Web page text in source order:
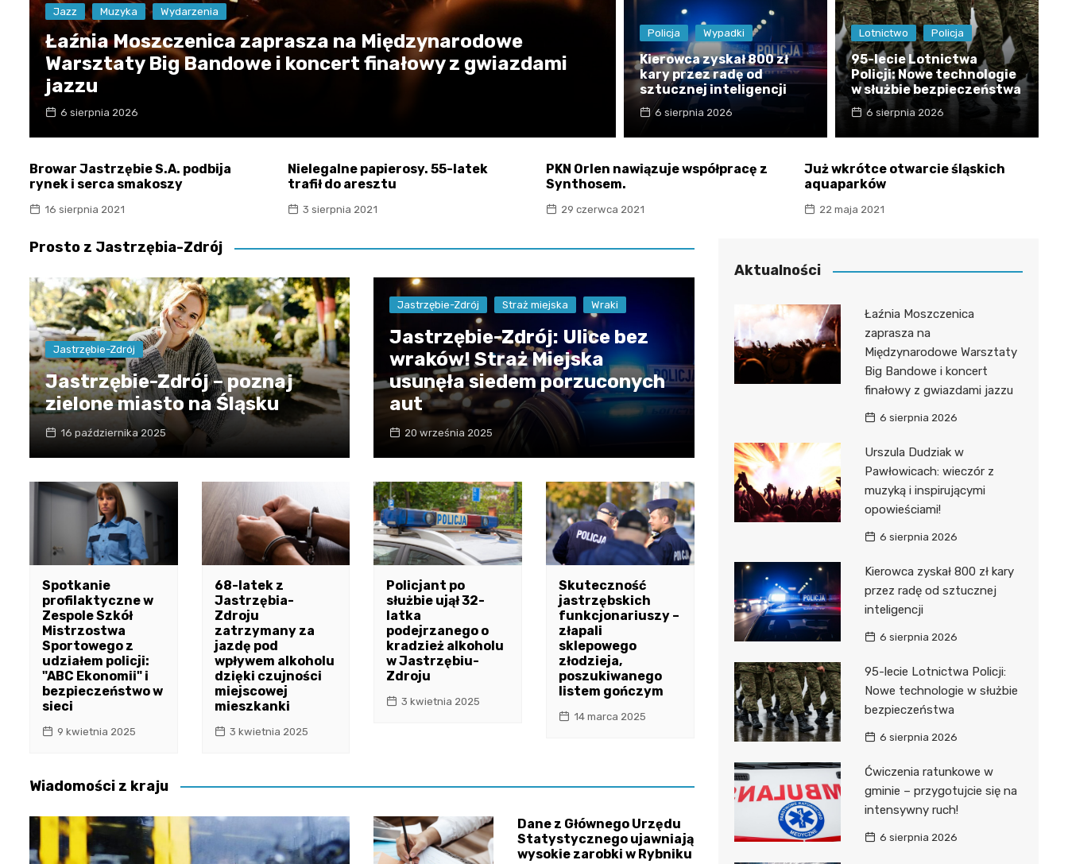
Bożej i św. Katarzyny
Jazz Muzyka Wydarzenia
Łaźnia Moszczenica zaprasza na Międzynarodowe
Warsztaty Big Bandowe i koncert finałowy z gwiazdami
jazzu
6 sierpnia 2026
Policja Wypadki
Kierowca zyskał 800 zł
kary przez radę od
sztucznej inteligencji
6 sierpnia 2026
Lotnictwo Policja
95-lecie Lotnictwa
Policji: Nowe technologie
w służbie bezpieczeństwa
6 sierpnia 2026
Browar Jastrzębie S.A. podbija
rynek i serca smakoszy
16 sierpnia 2021
Nielegalne papierosy. 55-latek
trafił do aresztu
3 sierpnia 2021
PKN Orlen nawiązuje współpracę z
Synthosem.
29 czerwca 2021
Już wkrótce otwarcie śląskich
aquaparków
22 maja 2021
Prosto z Jastrzębia-Zdrój
Jastrzębie-Zdrój
Jastrzębie-Zdrój – poznaj
zielone miasto na Śląsku
16 października 2025
Jastrzębie-Zdrój Straż miejska Wraki
Jastrzębie-Zdrój: Ulice bez
wraków! Straż Miejska
usunęła siedem porzuconych
aut
20 września 2025
Spotkanie
profilaktyczne w
Zespole Szkół
Mistrzostwa
Sportowego z
udziałem policji:
"ABC Ekonomii" i
bezpieczeństwo w
sieci
9 kwietnia 2025
68-latek z
Jastrzębia-
Zdroju
zatrzymany za
jazdę pod
wpływem alkoholu
dzięki czujności
miejscowej
mieszkanki
3 kwietnia 2025
Policjant po
służbie ujął 32-
latka
podejrzanego o
kradzież alkoholu
w Jastrzębiu-
Zdroju
3 kwietnia 2025
Skuteczność
jastrzębskich
funkcjonariuszy –
złapali
sklepowego
złodzieja,
poszukiwanego
listem gończym
14 marca 2025
Wiadomości z kraju
Dane z Głównego Urzędu
Statystycznego ujawniają
wysokie zarobki w Rybniku
Aktualności
Łaźnia Moszczenica
zaprasza na
Międzynarodowe Warsztaty
Big Bandowe i koncert
finałowy z gwiazdami jazzu
6 sierpnia 2026
Urszula Dudziak w
Pawłowicach: wieczór z
muzyką i inspirującymi
opowieściami!
6 sierpnia 2026
Kierowca zyskał 800 zł kary
przez radę od sztucznej
inteligencji
6 sierpnia 2026
95-lecie Lotnictwa Policji:
Nowe technologie w służbie
bezpieczeństwa
6 sierpnia 2026
Ćwiczenia ratunkowe w
gminie – przygotujcie się na
intensywny ruch!
6 sierpnia 2026